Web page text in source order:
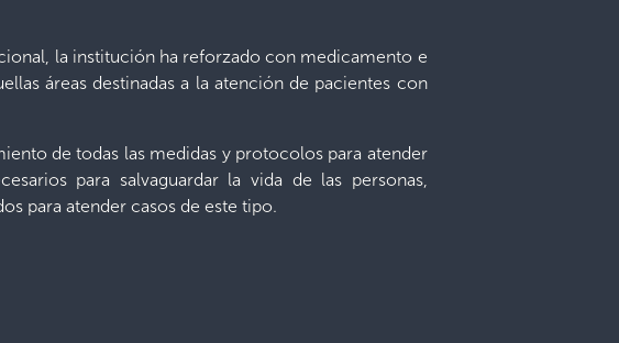
la institución ha reforzado con medicamento e
áreas destinadas a la atención de pacientes con
de todas las medidas y protocolos para atender
para salvaguardar la vida de las personas,
para atender casos de este tipo.